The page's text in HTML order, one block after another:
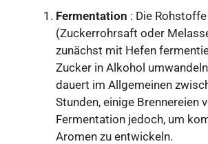
Fermentation : Die Rohstoffe
(Zuckerrohrsaft oder
zunächst mit Hefen
Zucker in Alkohol
dauert im Allgemeinen
Stunden, einige Brennereien
Fermentation jedoch, um
Aromen zu entwickeln.